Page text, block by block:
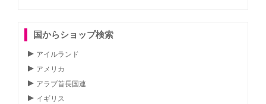
国からショップ検索
アイルランド
アメリカ
アラブ首長国連
イギリス